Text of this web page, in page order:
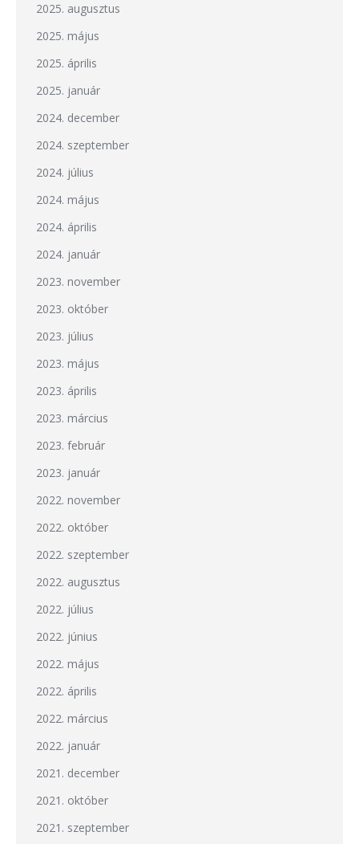
2025. augusztus
2025. május
2025. április
2025. január
2024. december
2024. szeptember
2024. július
2024. május
2024. április
2024. január
2023. november
2023. október
2023. július
2023. május
2023. április
2023. március
2023. február
2023. január
2022. november
2022. október
2022. szeptember
2022. augusztus
2022. július
2022. június
2022. május
2022. április
2022. március
2022. január
2021. december
2021. október
2021. szeptember